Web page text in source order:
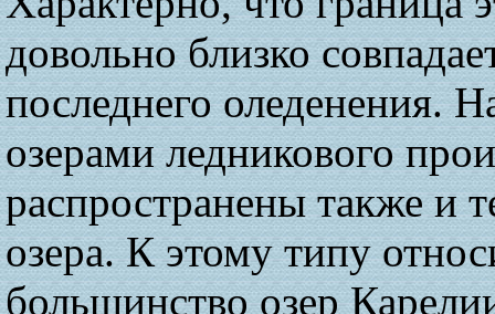
довольно близко
последнего оледенения.
озерами ледникового
распространены также и
озера. К этому типу
большинство озер